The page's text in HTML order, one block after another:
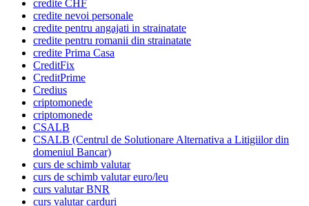
credite CHF
credite nevoi personale
credite pentru angajati in strainatate
credite pentru romanii din strainatate
credite Prima Casa
CreditFix
CreditPrime
Credius
criptomonede
criptomonede
CSALB
CSALB (Centrul de Solutionare Alternativa a Litigiilor din
domeniul Bancar)
curs de schimb valutar
curs de schimb valutar euro/leu
curs valutar BNR
curs valutar carduri